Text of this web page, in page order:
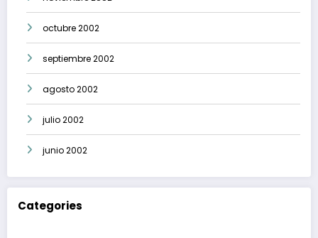
octubre 2002
septiembre 2002
agosto 2002
julio 2002
junio 2002
Categories